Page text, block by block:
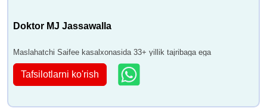
Doktor MJ Jassawalla
Maslahatchi Saifee kasalxonasida 33+ yillik tajribaga ega
Tafsilotlarni ko'rish